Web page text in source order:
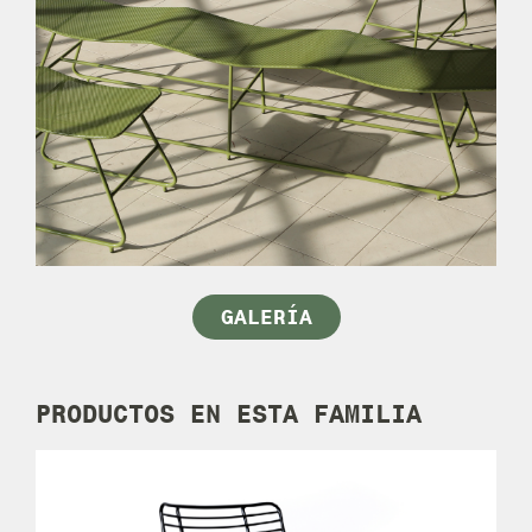
GALERÍA
PRODUCTOS EN ESTA FAMILIA